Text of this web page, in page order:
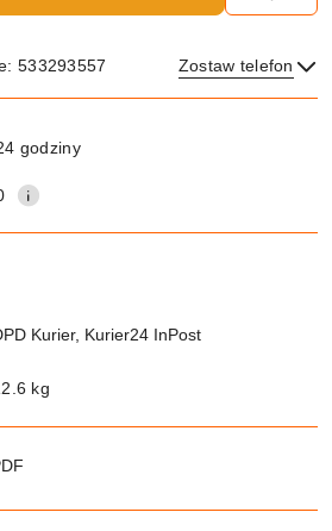
533293557 Zostaw telefon
godziny
Kurier, Kurier24 InPost
kg